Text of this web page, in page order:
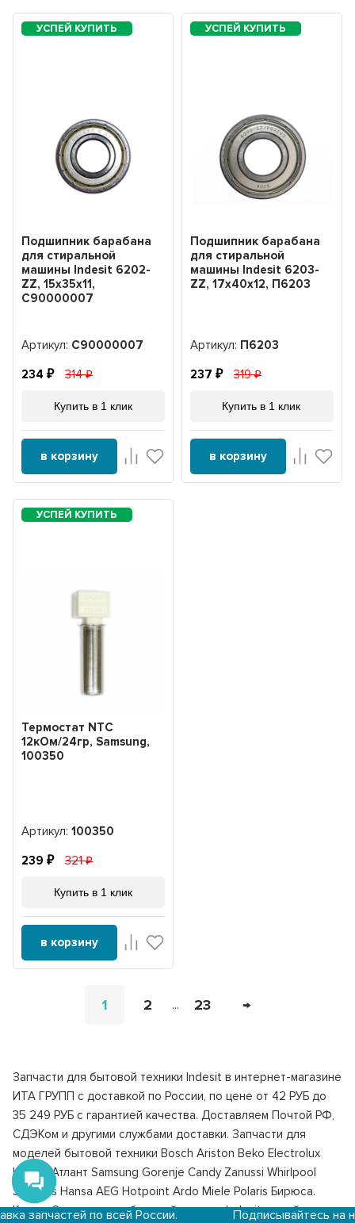
Подшипник барабана
для стиральной
машины Indesit 6202-
ZZ, 15x35x11,
C90000007
Артикул: C90000007
234 314
Купить в 1 клик
в корзину
Подшипник барабана
для стиральной
машины Indesit 6203-
ZZ, 17x40x12, П6203
Артикул: П6203
237 319
Купить в 1 клик
в корзину
Термостат NTC
12кОм/24гр, Samsung,
100350
Артикул:100350
239 321
Купить в 1 клик
в корзину
1 2 ... 23 →
Запчасти для бытовой техники Indesit в интернет-магазине
ИТА ГРУПП с доставкой по России, по цене от 42 РУБ до
35 249 РУБ с гарантией качества. Доставляем Почтой РФ,
СДЭКом и другими службами доставки. Запчасти для
моделей бытовой техники Bosch Ariston Beko Electrolux
Indesit Атлант Samsung Gorenje Candy Zanussi Whirlpool
Siemens Hansa AEG Hotpoint Ardo Miele Polaris Бирюса.
Купить Запчасти для бытовой техники Indesit на сайте или
по всей России. Подписывайтесь на наш